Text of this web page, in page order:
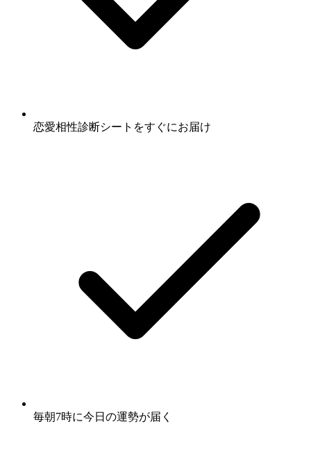
恋愛相性診断シート をすぐにお届け
毎朝7時に今日の運勢が届く